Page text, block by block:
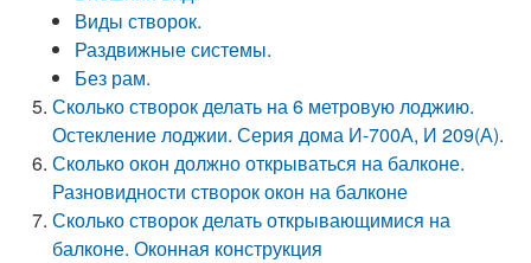
Виды створок.
Раздвижные системы.
Без рам.
Сколько створок делать на 6 метровую лоджию.
Остекление лоджии. Серия дома И-700А, И 209(А).
Сколько окон должно открываться на балконе.
Разновидности створок окон на балконе
Сколько створок делать открывающимися на
балконе. Оконная конструкция